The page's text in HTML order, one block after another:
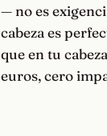
— no es
cabeza es
que en tu
euros, cero